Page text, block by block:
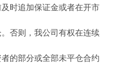
时追加保证金或者在开市
否则，我公司有权在连续
的部分或全部未平仓合约